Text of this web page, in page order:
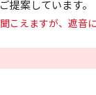
提案しています。
えますが、遮音に